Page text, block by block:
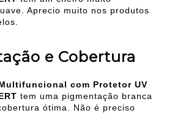
Aprecio muito nos produtos
e Cobertura
com Protetor UV
tem uma pigmentação branca
ótima. Não é preciso